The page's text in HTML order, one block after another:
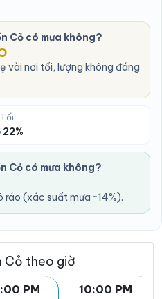
Cỏ có mưa không?
vài nơi tối, lượng không đáng
Tối
22%
Cỏ có mưa không?
ráo (xác suất mưa ~14%).
Cỏ theo giờ
PM
10:00 PM